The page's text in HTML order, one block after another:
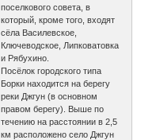
поселкового совета, в
который, кроме того, входят
сёла Василевское,
Ключеводское, Липковатовка
и Рябухино.
Посёлок городского типа
Борки находится на берегу
реки Джгун (в основном
правом берегу). Выше по
течению на расстоянии в 2,5
км расположено село Джгун